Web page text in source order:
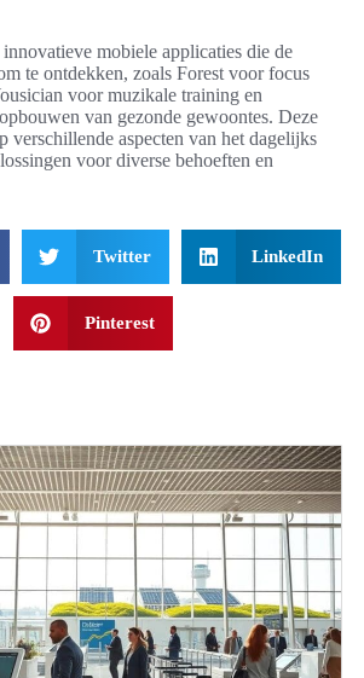
mobiele applicaties die de
te ontdekken, zoals Forest voor focus
voor muzikale training en
van gezonde gewoontes. Deze
verschillende aspecten van het dagelijks
voor diverse behoeften en
Twitter LinkedIn
Pinterest